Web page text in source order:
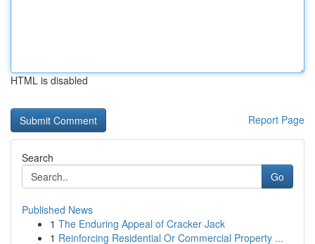
HTML is disabled
Report Page
Search
Go
Published News
1 The Enduring Appeal of Cracker Jack
1 Reinforcing Residential Or Commercial Property ...